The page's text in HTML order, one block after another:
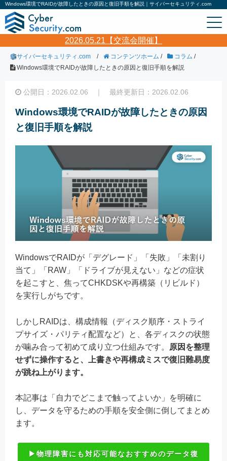
Windows環境でRAIDが故障したときの原因と復旧手順を解説｜サイバーセキュリティ.com
2026.05.21【交流会開催】
サイバーセキュリティ.com / コンテンツホーム / コラム /
Windows環境でRAIDが故障したときの原因と復旧手順を解説
公開日：2026.02.06 ｜ 最終更新日：2026.02.06
Windows環境でRAIDが故障したときの原因
と復旧手順を解説
WindowsでRAIDが「デグレード」「失敗」「未割り
当て」「RAW」「ドライブが見えない」などの症状
を起こすと、焦ってCHKDSKや再構築（リビルド）
を実行しがちです。
しかしRAIDは、構成情報（ディスク順序・ストライ
プサイズ・パリティ配置など）と、各ディスクの状態
が噛み合って初めて成り立つ仕組みです。
原因を整理
せずに操作すると、上書きや再構成ミスで復旧難易度
が跳ね上がります。
本記事は「自力でどこまで触ってよいか」を明確に
し、データを守るための手順を安全側に倒してまとめ
ます。
▶物理障害にも対応可能なおすすめのデータ復